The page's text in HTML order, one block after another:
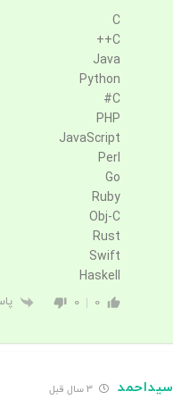
C
C++
Java
Python
C#
PHP
JavaScript
Perl
Go
Ruby
Obj-C
Rust
Swift
Haskell
0
0
سیداحمد